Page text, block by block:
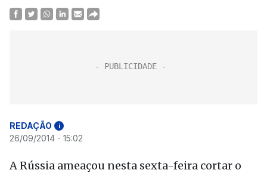
REDAÇÃO i
26/09/2014 - 15:02
A Rússia ameaçou nesta sexta-feira cortar o